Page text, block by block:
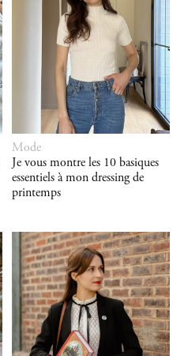
Mode
Je vous montre les 10 basiques
essentiels à mon dressing de
printemps